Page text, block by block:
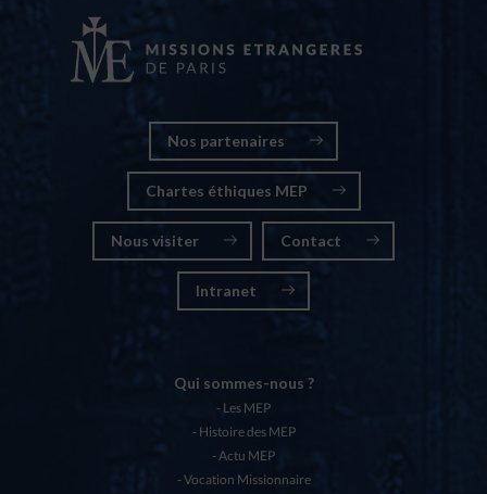
Nos partenaires
Chartes éthiques MEP
Nous visiter Contact
Intranet
Qui sommes-nous ?
Les MEP
Histoire des MEP
Actu MEP
Vocation Missionnaire